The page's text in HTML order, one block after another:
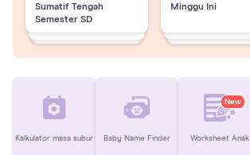
Sumatif Tengah
Semester SD
Minggu Ini
Kalkulator masa subur Baby Name Finder
New
Worksheet Anak